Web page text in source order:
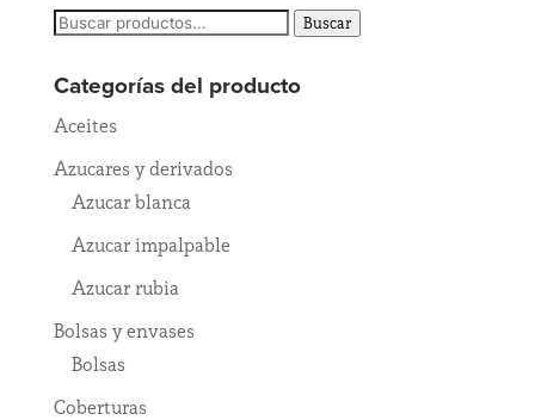
Buscar
Buscar
Categorías del producto
Aceites
Azucares y derivados
Azucar blanca
Azucar impalpable
Azucar rubia
Bolsas y envases
Bolsas
Coberturas